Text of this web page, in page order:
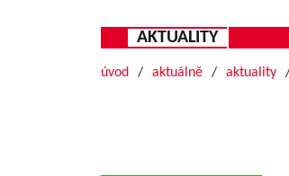
AKTUALITY
úvod aktuálně aktuality